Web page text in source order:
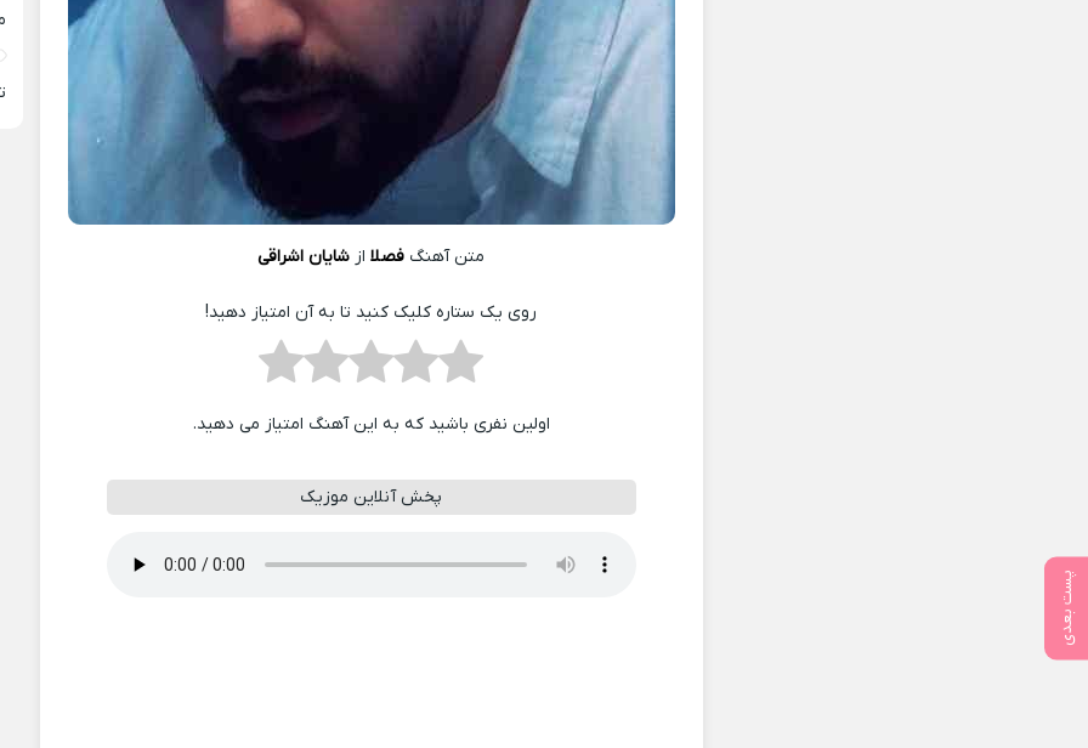
پست بعدی
متن آهنگ فصلااز شایان اشراقی
روی یک ستاره کلیک کنید تا به آن امتیاز دهید!
اولین نفری باشید که به این آهنگ امتیاز می دهید.
پخش آنلاین موزیک